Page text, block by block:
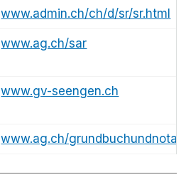
www.admin.ch/ch/d/sr/sr.html
www.ag.ch/sar
www.gv-seengen.ch
www.ag.ch/